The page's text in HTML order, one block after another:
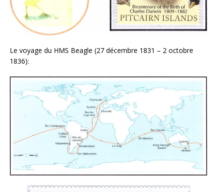
Le voyage du HMS Beagle (27 décembre 1831 – 2 octobre
1836):